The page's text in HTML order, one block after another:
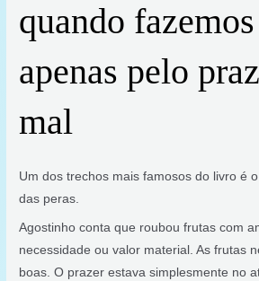
quando
apenas pelo
mal
Um dos trechos mais famosos do livro é
das peras.
Agostinho conta que roubou frutas com
necessidade ou valor material. As frutas
boas. O prazer estava simplesmente no